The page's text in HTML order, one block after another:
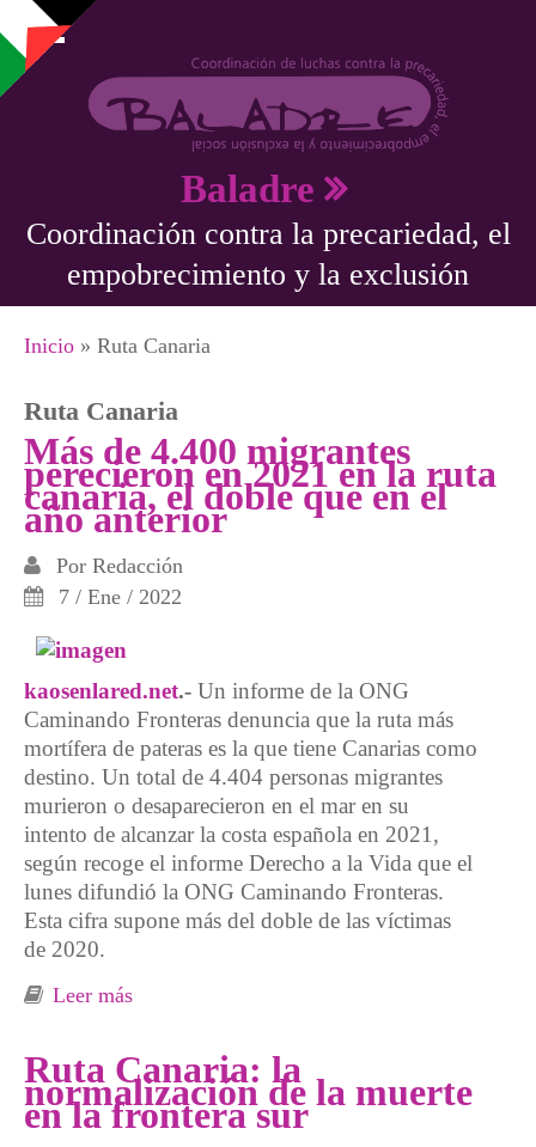
Pasar al contenido principal
Baladre
Coordinación contra la precariedad, el
empobrecimiento y la exclusión
Se encuentra usted aquí
Inicio » Ruta Canaria
Ruta Canaria
Más de 4.400 migrantes
perecieron en 2021 en la ruta
canaria, el doble que en el
año anterior
Por Redacción
7 / Ene / 2022
kaosenlared.net.- Un informe de la ONG
Caminando Fronteras denuncia que la ruta más
mortífera de pateras es la que tiene Canarias como
destino. Un total de 4.404 personas migrantes
murieron o desaparecieron en el mar en su
intento de alcanzar la costa española en 2021,
según recoge el informe Derecho a la Vida que el
lunes difundió la ONG Caminando Fronteras.
Esta cifra supone más del doble de las víctimas
de 2020.
Leer más
anterior
Ruta Canaria: la
normalización de la muerte
en la frontera sur